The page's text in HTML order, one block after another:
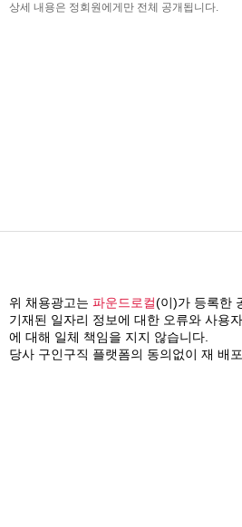
상세 내용은 정회원에게만 전체 공개됩니다.
위 채용광고는 파운드로컬(이)가 등록한
기재된 일자리 정보에 대한 오류와 사용
에 대해 일체 책임을 지지 않습니다.
당사 구인구직 플랫폼의 동의없이 재 배